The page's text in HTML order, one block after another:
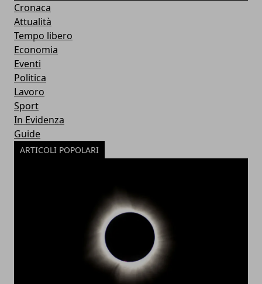
Cronaca
Attualità
Tempo libero
Economia
Eventi
Politica
Lavoro
Sport
In Evidenza
Guide
ARTICOLI POPOLARI